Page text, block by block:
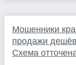
Мошенники
продажи
Схема